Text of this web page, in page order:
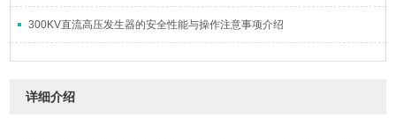
300KV直流高压发生器的安全性能与操作注意事项介绍
详细介绍